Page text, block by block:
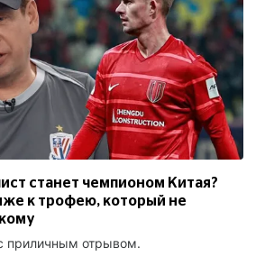
станет чемпионом Китая?
к трофею, который не
приличным отрывом.